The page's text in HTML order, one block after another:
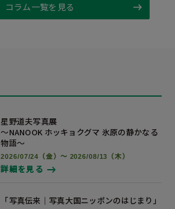
コラム一覧を見る
星野道夫写真展
～NANOOK ホッキョクグマ 氷原の静かなる
物語～
2026/07/24（金）～ 2026/08/13（木）
詳細を見る
「写真伝来｜写真大国ニッポンのはじまり」